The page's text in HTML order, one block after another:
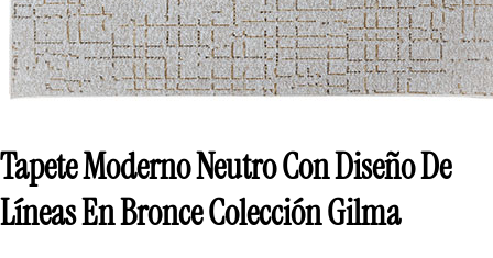
Tapete Moderno Neutro Con Diseño De
Líneas En Bronce Colección Gilma